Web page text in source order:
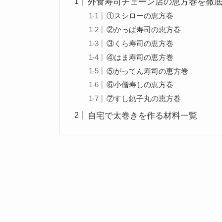
①スシローの恵方巻
②かっぱ寿司の恵方巻
③くら寿司の恵方巻
④はま寿司の恵方巻
⑤がってん寿司の恵方巻
⑥小僧寿しの恵方巻
⑦すし銚子丸の恵方巻
自宅で太巻きを作る材料一覧